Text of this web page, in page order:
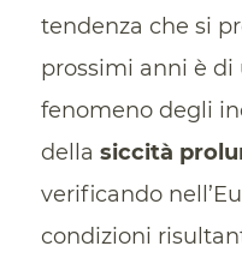
tendenza che si
prossimi anni è di
fenomeno degli
della siccità
verificando
condizioni